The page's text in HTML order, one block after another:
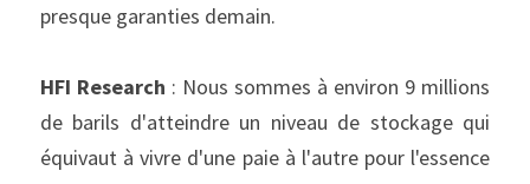
presque garanties demain.
HFI Research : Nous sommes à environ 9 millions
de barils d'atteindre un niveau de stockage qui
équivaut à vivre d'une paie à l'autre pour l'essence